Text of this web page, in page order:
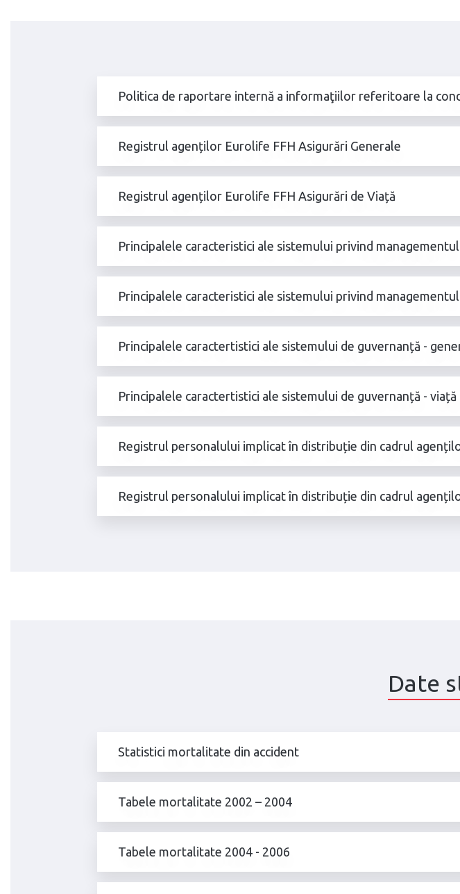
Politica de raportare internă a informaţiilor referitoare la
Registrul agenților Eurolife FFH Asigurări Generale
Registrul agenților Eurolife FFH Asigurări de Viață
Principalele caracteristici ale sistemului privind
Principalele caracteristici ale sistemului privind
Principalele caractertistici ale sistemului de guvernanță -
Principalele caractertistici ale sistemului de guvernanță - viață
Registrul personalului implicat în distribuție din cadrul
Registrul personalului implicat în distribuție din cadrul
Date
Statistici mortalitate din accident
Tabele mortalitate 2002 – 2004
Tabele mortalitate 2004 - 2006